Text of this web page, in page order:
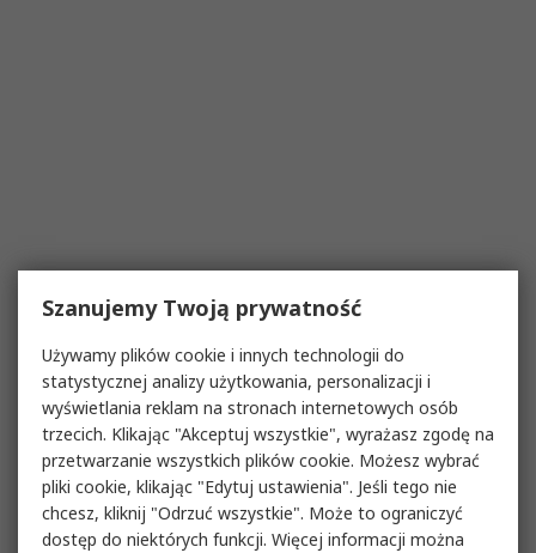
Szanujemy Twoją prywatność
Używamy plików cookie i innych technologii do
statystycznej analizy użytkowania, personalizacji i
wyświetlania reklam na stronach internetowych osób
trzecich. Klikając "Akceptuj wszystkie", wyrażasz zgodę na
przetwarzanie wszystkich plików cookie. Możesz wybrać
pliki cookie, klikając "Edytuj ustawienia". Jeśli tego nie
chcesz, kliknij "Odrzuć wszystkie". Może to ograniczyć
dostęp do niektórych funkcji. Więcej informacji można